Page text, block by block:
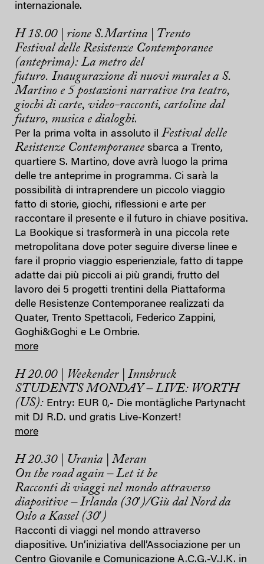
internazionale.
H 18.00 | rione S.Martina | Trento
Festival delle Resistenze Contemporanee
(anteprima): La metro del
futuro. Inaugurazione di nuovi murales a S.
Martino e 5 postazioni narrative tra teatro,
giochi di carte, video-racconti, cartoline dal
futuro, musica e dialoghi.
Per la prima volta in assoluto il Festival delle
Resistenze Contemporanee sbarca a Trento,
quartiere S. Martino, dove avrà luogo la prima
delle tre anteprime in programma. Ci sarà la
possibilità di intraprendere un piccolo viaggio
fatto di storie, giochi, riflessioni e arte per
raccontare il presente e il futuro in chiave positiva.
La Bookique si trasformerà in una piccola rete
metropolitana dove poter seguire diverse linee e
fare il proprio viaggio esperienziale, fatto di tappe
adatte dai più piccoli ai più grandi, frutto del
lavoro dei 5 progetti trentini della Piattaforma
delle Resistenze Contemporanee realizzati da
Quater, Trento Spettacoli, Federico Zappini,
Goghi&Goghi e Le Ombrie.
more
H 20.00 | Weekender | Innsbruck
STUDENTS MONDAY – LIVE: WORTH
(US): Entry: EUR 0,- Die montägliche Partynacht
mit DJ R.D. und gratis Live-Konzert!
more
H 20.30 | Urania | Meran
On the road again – Let it be
Racconti di viaggi nel mondo attraverso
diapositive – Irlanda (30′)/Giù dal Nord da
Oslo a Kassel (30′)
Racconti di viaggi nel mondo attraverso
diapositive. Un’iniziativa dell’Associazione per un
Centro Giovanile e Comunicazione A.C.G.-V.J.K. in